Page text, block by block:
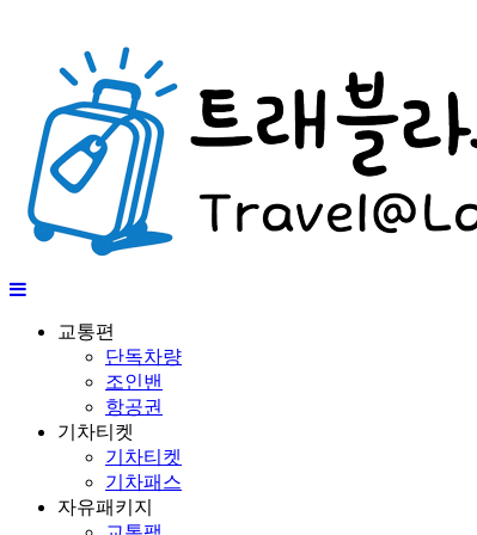
교통편
단독차량
조인밴
항공권
기차티켓
기차티켓
기차패스
자유패키지